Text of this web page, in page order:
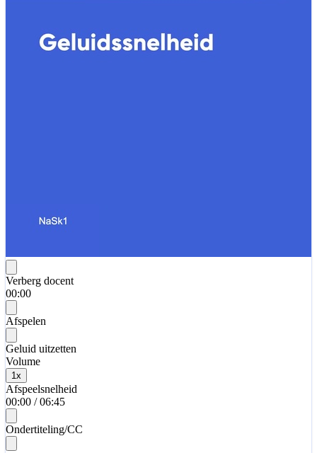
Verberg docent
00:00
Afspelen
Geluid uitzetten
Volume
1x
Afspeelsnelheid
00:00 / 06:45
Ondertiteling/CC